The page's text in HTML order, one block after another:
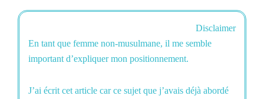
Disclaimer
En tant que femme non-musulmane, il me semble
important d’expliquer mon positionnement.
J’ai écrit cet article car ce sujet que j’avais déjà abordé